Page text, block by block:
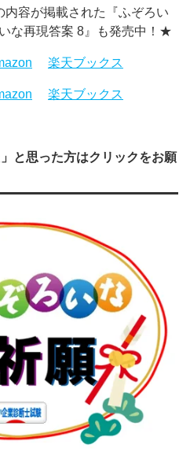
容が掲載された『ふぞろい
な再現答案 8』も発売中！★
楽天ブックス
楽天ブックス
と思った方はクリックをお願